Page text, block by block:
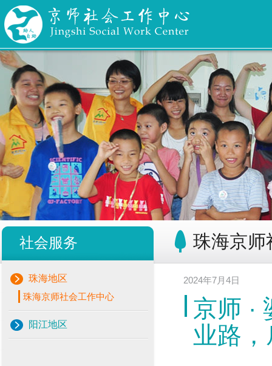
社会服务
珠海地区
珠海京师社会工作中心
阳江地区
珠海京师
2024年7月4日
京师 ·
业路